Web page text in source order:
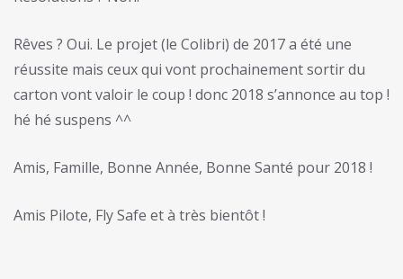
Rêves ? Oui. Le projet (le Colibri) de 2017 a été une
réussite mais ceux qui vont prochainement sortir du
carton vont valoir le coup ! donc 2018 s’annonce au top !
hé hé suspens ^^
Amis, Famille, Bonne Année, Bonne Santé pour 2018 !
Amis Pilote, Fly Safe et à très bientôt !